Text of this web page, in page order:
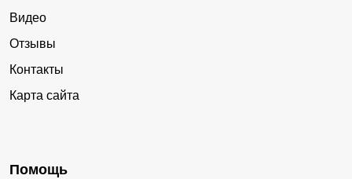
Видео
Отзывы
Контакты
Карта сайта
Помощь